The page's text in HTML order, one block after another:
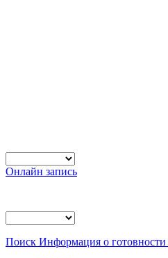
Онлайн запись
Поиск Информация о готовности